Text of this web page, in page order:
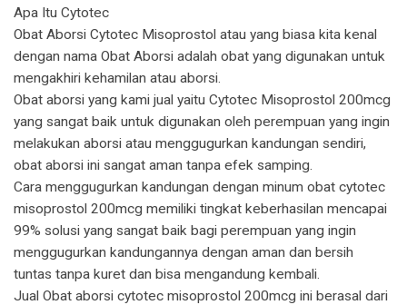
Apa Itu Cytotec
Obat Aborsi Cytotec Misoprostol atau yang biasa kita kenal
dengan nama Obat Aborsi adalah obat yang digunakan untuk
mengakhiri kehamilan atau aborsi.
Obat aborsi yang kami jual yaitu Cytotec Misoprostol 200mcg
yang sangat baik untuk digunakan oleh perempuan yang ingin
melakukan aborsi atau menggugurkan kandungan sendiri,
obat aborsi ini sangat aman tanpa efek samping.
Cara menggugurkan kandungan dengan minum obat cytotec
misoprostol 200mcg memiliki tingkat keberhasilan mencapai
99% solusi yang sangat baik bagi perempuan yang ingin
menggugurkan kandungannya dengan aman dan bersih
tuntas tanpa kuret dan bisa mengandung kembali.
Jual Obat aborsi cytotec misoprostol 200mcg ini berasal dari